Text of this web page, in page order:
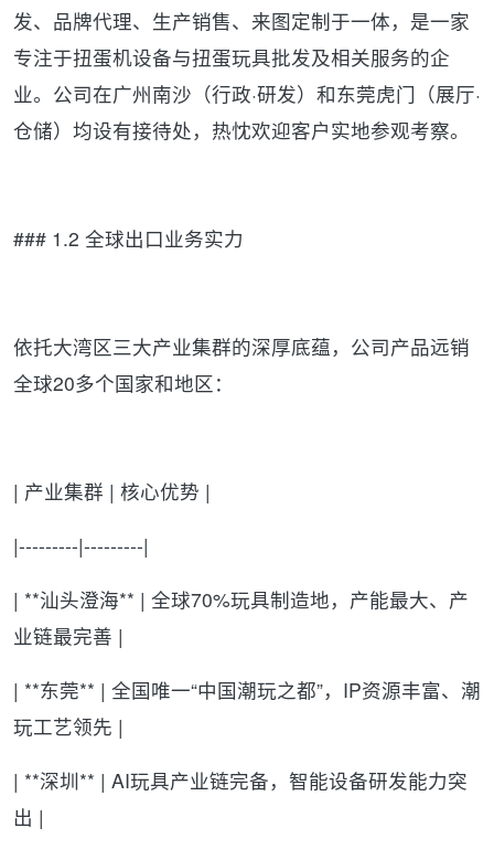
发、品牌代理、生产销售、来图定制于一体，是一家
专注于扭蛋机设备与扭蛋玩具批发及相关服务的企
业。公司在广州南沙（行政·研发）和东莞虎门（展厅·
仓储）均设有接待处，热忱欢迎客户实地参观考察。
### 1.2 全球出口业务实力
依托大湾区三大产业集群的深厚底蕴，公司产品远销
全球20多个国家和地区：
| 产业集群 | 核心优势 |
|---------|---------|
| **汕头澄海** | 全球70%玩具制造地，产能最大、产
业链最完善 |
| **东莞** | 全国唯一“中国潮玩之都”，IP资源丰富、潮
玩工艺领先 |
| **深圳** | AI玩具产业链完备，智能设备研发能力突
出 |